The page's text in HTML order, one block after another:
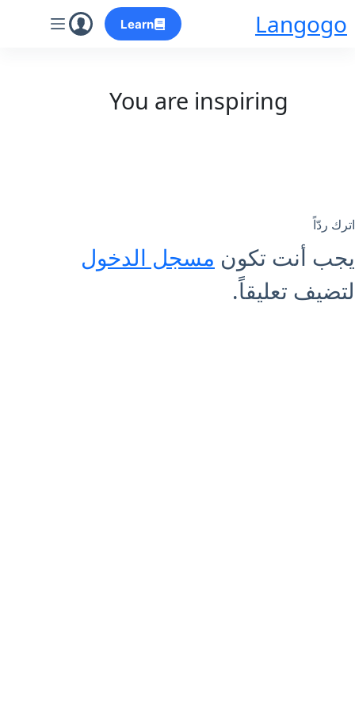
التجاوز
Langogo
Learn
You are inspiring
اترك ردّاً
يجب أنت تكون مسجل الدخول
لتضيف تعليقاً.